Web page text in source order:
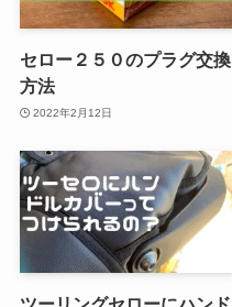
セロー２５０のプラグ交換
方法
2022年2月12日